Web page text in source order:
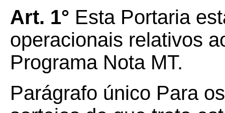
Art. 1° Esta Portaria
operacionais relativos
Programa Nota MT.
Parágrafo único Para